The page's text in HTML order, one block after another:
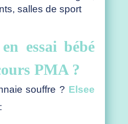
salles de sport
essai bébé
PMA ?
souffre ? Elsee